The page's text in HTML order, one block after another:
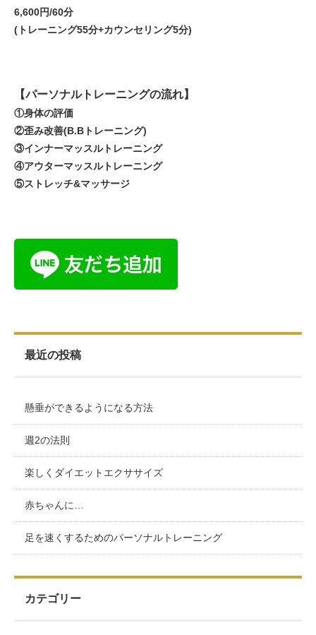
6,600円/60分
(トレーニング55分+カウンセリング5分)
【パーソナルトレーニングの流れ】
①身体の評価
②歪み改善(B.Bトレーニング)
③インナーマッスルトレーニング
④アウターマッスルトレーニング
⑤ストレッチ&マッサージ
最近の投稿
懸垂ができるようになる方法
週2の法則
楽しくダイエットエクササイズ
赤ちゃんに…
足を速くするためのパーソナルトレーニング
カテゴリー